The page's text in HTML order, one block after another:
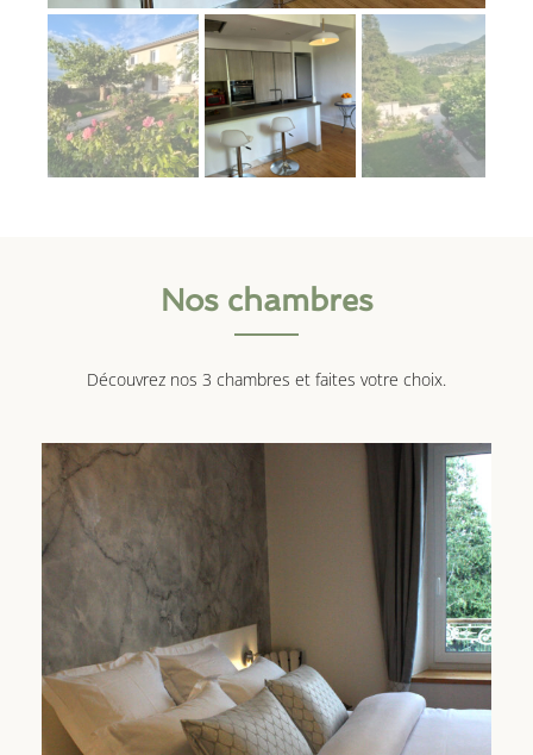
Nos chambres
Découvrez nos 3 chambres et faites votre choix.